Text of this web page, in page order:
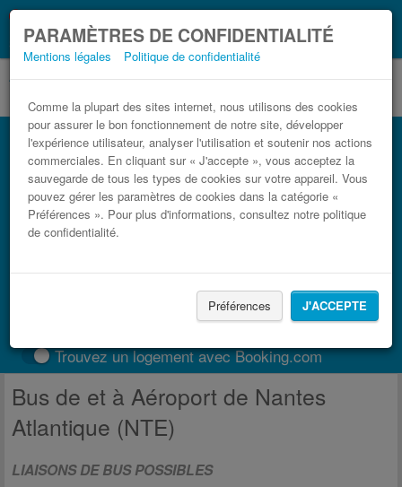
PARAMÈTRES DE CONFIDENTIALITÉ
Mentions légales Politique de confidentialité
Comme la plupart des sites internet, nous utilisons des cookies
pour assurer le bon fonctionnement de notre site, développer
l'expérience utilisateur, analyser l'utilisation et soutenir nos actions
commerciales. En cliquant sur « J'accepte », vous acceptez la
sauvegarde de tous les types de cookies sur votre appareil. Vous
pouvez gérer les paramètres de cookies dans la catégorie «
Préférences ». Pour plus d'informations, consultez notre politique
de confidentialité.
Préférences J'ACCEPTE
Coronavirus (COVID-19):Ce que vous devez
savoir, lorsque vous voyagez
TROUVER UN TRAJET
Trouvez un logement avec Booking.com
Bus de et à Aéroport de Nantes
Atlantique (NTE)
LIAISONS DE BUS POSSIBLES